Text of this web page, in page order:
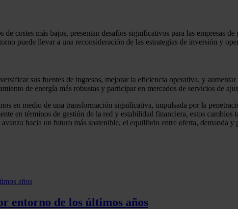
costes más bajos, presentan desafíos significativos para las empresas
puede llevar a una reconsideración de las estrategias de inversión y
sus fuentes de ingresos, mejorar la eficiencia operativa, y
de energía más robustas y participar en mercados de servicios de
en medio de una transformación significativa, impulsada por la
en términos de gestión de la red y estabilidad financiera, estos
hacia un futuro más sostenible, el equilibrio entre oferta, demanda
entorno de los últimos años